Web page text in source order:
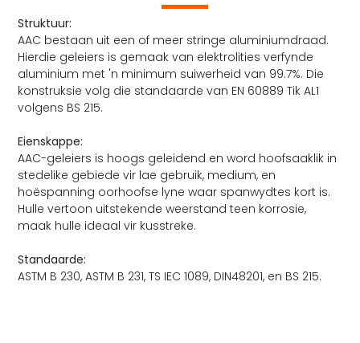
Struktuur:
AAC bestaan ​​uit een of meer stringe aluminiumdraad.
Hierdie geleiers is gemaak van elektrolities verfynde
aluminium met 'n minimum suiwerheid van 99.7%. Die
konstruksie volg die standaarde van EN 60889 Tik AL1
volgens BS 215.
Eienskappe:
AAC-geleiers is hoogs geleidend en word hoofsaaklik in
stedelike gebiede vir lae gebruik, medium, en
hoëspanning oorhoofse lyne waar spanwydtes kort is.
Hulle vertoon uitstekende weerstand teen korrosie,
maak hulle ideaal vir kusstreke.
Standaarde:
ASTM B 230, ASTM B 231, TS IEC 1089, DIN48201, en BS 215.